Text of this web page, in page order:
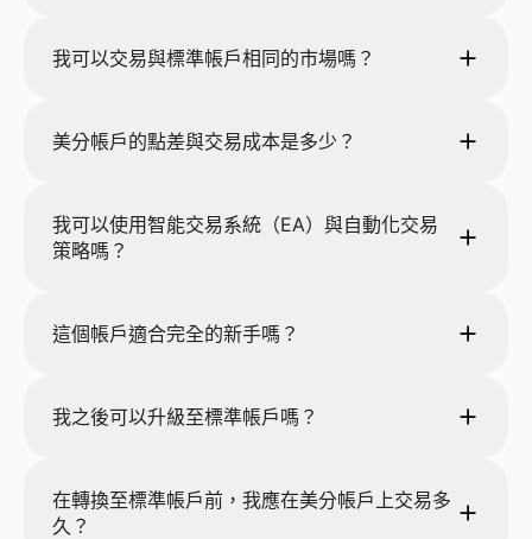
我可以交易與標準帳戶相同的市場嗎？
美分帳戶的點差與交易成本是多少？
我可以使用智能交易系統（EA）與自動化交易
策略嗎？
這個帳戶適合完全的新手嗎？
我之後可以升級至標準帳戶嗎？
在轉換至標準帳戶前，我應在美分帳戶上交易多
久？